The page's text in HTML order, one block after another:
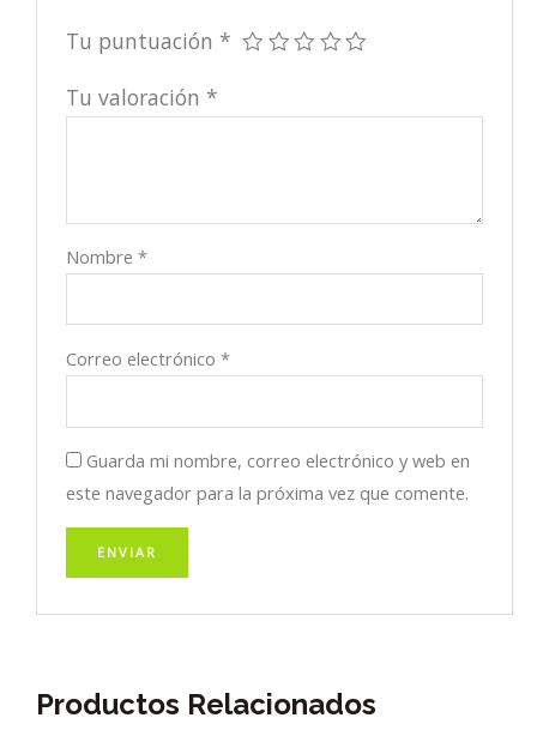
Tu puntuación *
Tu valoración *
Nombre*
Correo electrónico*
Guarda mi nombre, correo electrónico y web en
este navegador para la próxima vez que comente.
Productos Relacionados